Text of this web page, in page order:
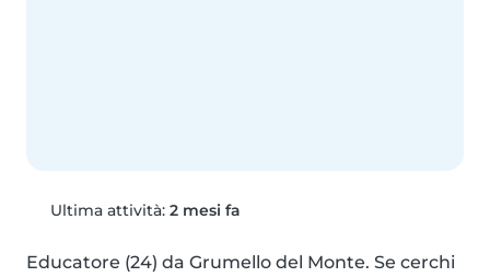
Ultima attività: 2 mesi fa
Educatore (24) da Grumello del Monte. Se cerchi